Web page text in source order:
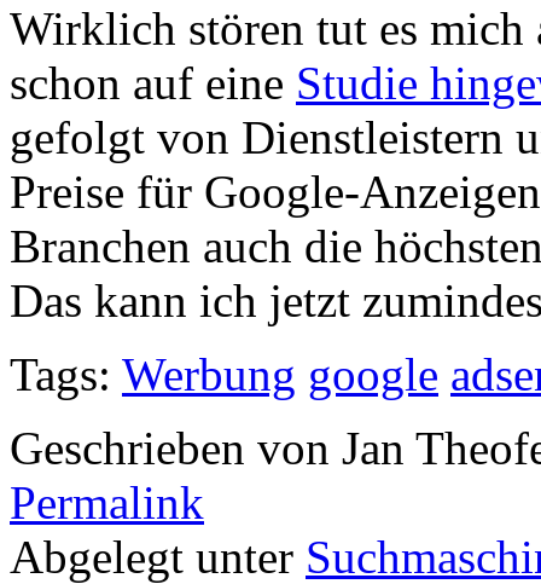
Wirklich stören tut es
schon auf eine Studie
gefolgt von Dienstleistern
Preise für Google-
Branchen auch die
Das kann ich jetzt
Tags: Werbung google
Geschrieben von Jan
Permalink
Abgelegt unter